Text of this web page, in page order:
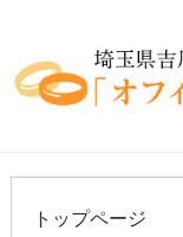
トップページ